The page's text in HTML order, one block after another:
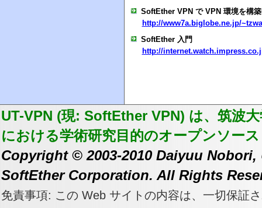
SoftEther VPN で VPN 環境を構
http://www7a.biglobe.ne.jp/
SoftEther 入門
http://
UT-VPN (現: SoftEther VPN) は、筑波
における学術研究目的のオープンソー
Copyright © 2003-2010 Daiyuu
SoftEther Corporation. All Rights
免責事項: この Web サイトの内容は、一切保証